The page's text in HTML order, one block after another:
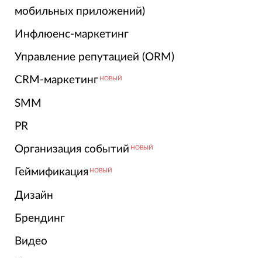
мобильных приложений)
Инфлюенс-маркетинг
Управление репутацией (ORM)
CRM-маркетинг НОВЫЙ
SMM
PR
Организация событий НОВЫЙ
Геймификация НОВЫЙ
Дизайн
Брендинг
Видео